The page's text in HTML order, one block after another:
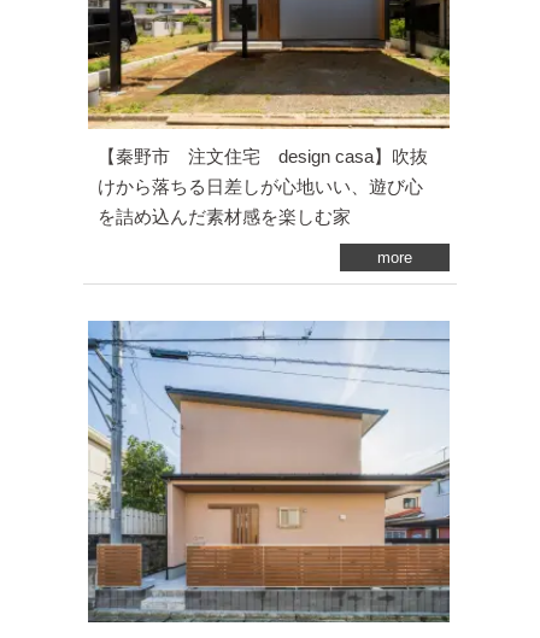
【秦野市 注文住宅 design casa】吹抜
けから落ちる日差しが心地いい、遊び心
を詰め込んだ素材感を楽しむ家
more